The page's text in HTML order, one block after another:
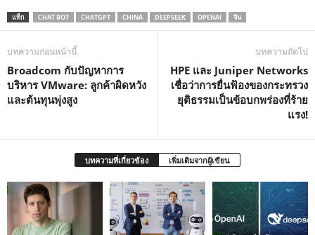
แท็ก CHAT BOT CHATGPT CHINA DEEPSEEK OPENAI จีน
บทความก่อนหน้านี้
Broadcom กับปัญหาการ
บริหาร VMware: ลูกค้าผิดหวัง
และต้นทุนพุ่งสูง
บทความถัดไป
HPE และ Juniper Networks
เชื่อว่าการยื่นฟ้องของกระทรวง
ยุติธรรมเป็นข้อบกพร่องที่ร้าย
แรง!
บทความที่เกี่ยวข้อง เพิ่มเติมจากผู้เขียน